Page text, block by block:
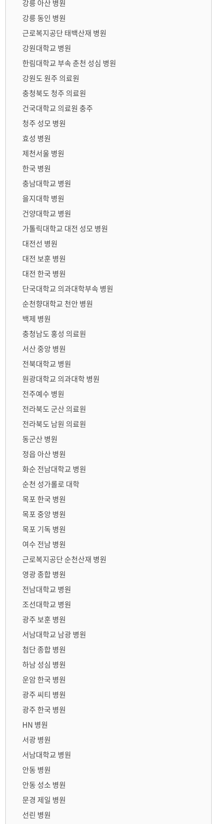
강릉 아산 병원
강릉 동인 병원
근로복지공단 태백산재 병원
강원대학교 병원
한림대학교 부속 춘천 성심 병원
강원도 원주 의료원
충청북도 청주 의료원
건국대학교 의료원 충주
청주 성모 병원
효성 병원
제천서울 병원
한국 병원
충남대학교 병원
을지대학 병원
건양대학교 병원
가톨릭대학교 대전 성모 병원
대전선 병원
대전 보훈 병원
대전 한국 병원
단국대학교 의과대학부속 병원
순천향대학교 천안 병원
백제 병원
충청남도 홍성 의료원
서산 중앙 병원
전북대학교 병원
원광대학교 의과대학 병원
전주예수 병원
전라북도 군산 의료원
전라북도 남원 의료원
동군산 병원
정읍 아산 병원
화순 전남대학교 병원
순천 성가롤로 대학
목포 한국 병원
목포 중앙 병원
목포 기독 병원
여수 전남 병원
근로복지공단 순천산재 병원
영광 종합 병원
전남대학교 병원
조선대학교 병원
광주 보훈 병원
서남대학교 남광 병원
첨단 종합 병원
하남 성심 병원
운암 한국 병원
광주 씨티 병원
광주 한국 병원
HN 병원
서광 병원
서남대학교 병원
안동 병원
안동 성소 병원
문경 제일 병원
선린 병원